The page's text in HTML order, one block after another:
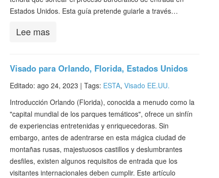
Estados Unidos. Esta guía pretende guiarle a través…
Lee mas
Visado para Orlando, Florida, Estados Unidos
Editado: ago 24, 2023 | Tags: ESTA, Visado EE.UU.
Introducción Orlando (Florida), conocida a menudo como la
"capital mundial de los parques temáticos", ofrece un sinfín
de experiencias entretenidas y enriquecedoras. Sin
embargo, antes de adentrarse en esta mágica ciudad de
montañas rusas, majestuosos castillos y deslumbrantes
desfiles, existen algunos requisitos de entrada que los
visitantes internacionales deben cumplir. Este artículo